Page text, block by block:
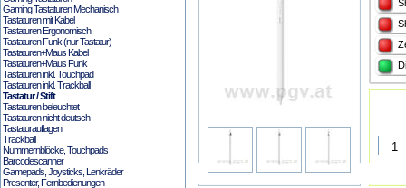
Gaming Tastaturen Mechanisch
Tastaturen mit Kabel
Tastaturen Ergonomisch
Tastaturen Funk (nur Tastatur)
Tastaturen+Maus Kabel
Tastaturen+Maus Funk
Tastaturen inkl. Touchpad
Tastaturen inkl. Trackball
Tastatur / Stift
Tastaturen beleuchtet
Tastaturen nicht deutsch
Tastaturauflagen
Trackball
Nummernblöcke, Touchpads
Barcodescanner
Gamepads, Joysticks, Lenkräder
Presenter, Fernbedienungen